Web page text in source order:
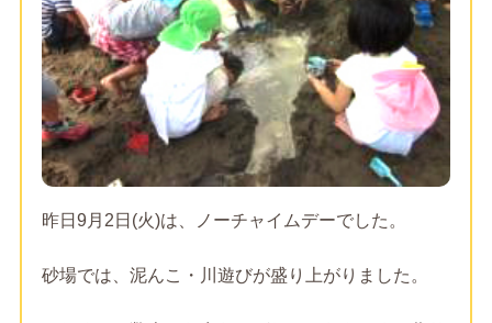
昨日9月2日(火)は、ノーチャイムデーでした。
砂場では、泥んこ・川遊びが盛り上がりました。